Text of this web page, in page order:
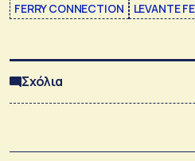
FERRY CONNECTION LEVANTE
Σχόλια